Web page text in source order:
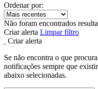
Ordenar por:
Não foram encontrados
Criar alerta Limpar filtro
Criar alerta
Se não encontra o que
notificações sempre que
abaixo selecionadas.